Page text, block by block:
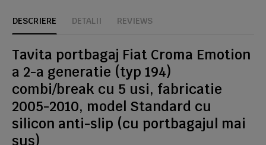
DESCRIERE DETALII REVIEWS
Tavita portbagaj Fiat Croma Emotion
a 2-a generatie (typ 194)
combi/break cu 5 usi, fabricatie
2005-2010, model Standard cu
silicon anti-slip (cu portbagajul mai
sus)